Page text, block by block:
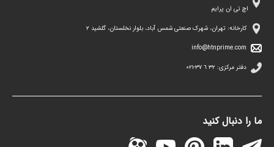
اچ تی ان پرایم
کارخانه: تهران، شهرک صنعتی شمس آباد، بلوار نخلستان، گلشید ۲
info@htnprime.com
دفتر مرکزی: ٣٢ ٦ ٣٧-٠٢١
ما را دنبال کنید